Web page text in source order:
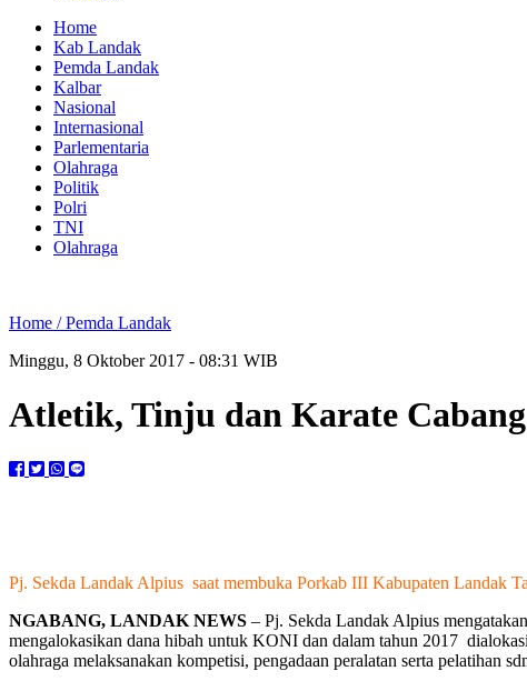
Home
Kab Landak
Pemda Landak
Kalbar
Nasional
Internasional
Parlementaria
Olahraga
Politik
Polri
TNI
Olahraga
Home /Pemda Landak
Minggu, 8 Oktober 2017 - 08:31 WIB
Atletik, Tinju dan Karate
Pj. Sekda Landak Alpius saat membuka Porkab III Kabupaten Landak
NGABANG, LANDAK NEWS – Pj. Sekda Landak Alpius
mengalokasikan dana hibah untuk KONI dan dalam tahun 2017
olahraga melaksanakan kompetisi, pengadaan peralatan serta pelatihan